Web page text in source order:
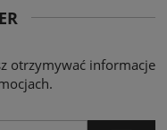
otrzymywać informacje